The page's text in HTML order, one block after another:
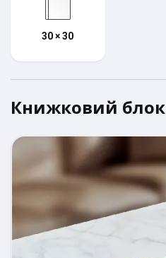
30 × 30
Книжковий блок